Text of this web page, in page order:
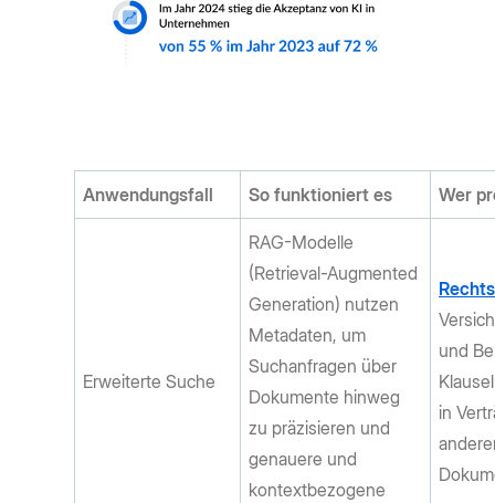
Anwendungsfall So funktioniert es Wer
Erweiterte Suche
RAG-Modelle
(Retrieval-Augmented
Generation) nutzen
Metadaten, um
Suchanfragen über
Dokumente hinweg
zu präzisieren und
genauere und
kontextbezogene
und
in